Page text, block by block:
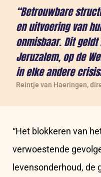
“Betrouwbare
en uitvoering van
onmisbaar. Dit geldt
Jeruzalem, op de
in elke andere
Reintje van Haeringen,
“Het blokkeren van
verwoestende
levensonderhoud, de